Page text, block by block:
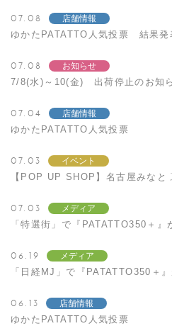
07.08 店舗情報
ゆかたPATATTO人気投票 結果発
07.08 お知らせ
7/8(水)～10(金) 出荷停止のお知
07.04 店舗情報
ゆかたPATATTO人気投票
07.03 イベント
【POP UP SHOP】名古屋みなと
07.03 メディア
「特選街」で『PATATTO350＋』
06.19 メディア
「日経MJ」で『PATATTO350＋
06.13 店舗情報
ゆかたPATATTO人気投票